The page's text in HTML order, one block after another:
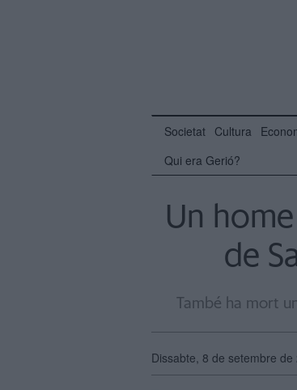
Societat Cultura
Qui era Gerió?
Un
de
També ha mort
Dissabte, 8 de setembre